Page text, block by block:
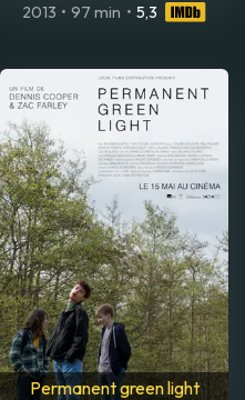
2013 • 97 min • 5,3
Permanent green light